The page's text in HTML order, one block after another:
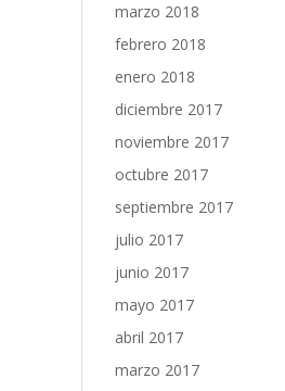
marzo 2018
febrero 2018
enero 2018
diciembre 2017
noviembre 2017
octubre 2017
septiembre 2017
julio 2017
junio 2017
mayo 2017
abril 2017
marzo 2017